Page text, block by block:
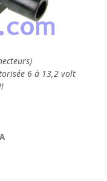
6 à 13,2 volt